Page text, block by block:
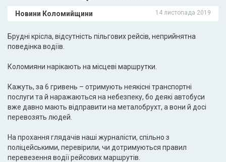
Новини Коломийщини 14 листопада 2019
Брудні крісла, відсутність пільгових рейсів, неприйнятна
поведінка водіїв.
Коломияни нарікають на місцеві маршрутки.
Кажуть, за 6 гривень – отримують неякісні транспортні
послуги та й наражаються на небезпеку, бо деякі автобуси
вже давно мають відправити на металобрухт, а вони й досі
перевозять людей.
На прохання глядачів наші журналісти, спільно з
поліцейськими, перевірили, чи дотримуються правил
перевезення водії рейсових маршрутів.